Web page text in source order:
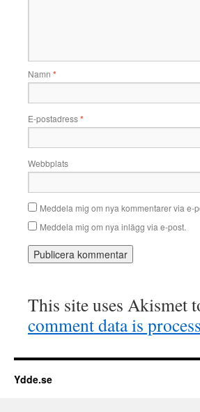
Namn *
E-postadress*
Webbplats
Meddela mig om nya kommentarer via e-
Meddela mig om nya inlägg via e-post.
This site uses Akismet
comment data is
Ydde.se